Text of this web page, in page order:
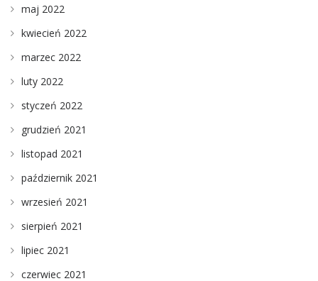
maj 2022
kwiecień 2022
marzec 2022
luty 2022
styczeń 2022
grudzień 2021
listopad 2021
październik 2021
wrzesień 2021
sierpień 2021
lipiec 2021
czerwiec 2021